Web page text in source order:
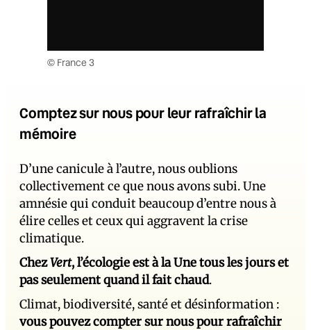
© France 3
Comptez sur nous pour leur rafraîchir la
mémoire
D’une canicule à l’autre, nous oublions
collectivement ce que nous avons subi. Une
amnésie qui conduit beaucoup d’entre nous à
élire celles et ceux qui aggravent la crise
climatique.
ChezVert, l’écologie est à la Une tous les jours et
pas seulement quand il fait chaud.
Climat, biodiversité, santé et désinformation :
vous pouvez compter sur nous pour rafraîchir